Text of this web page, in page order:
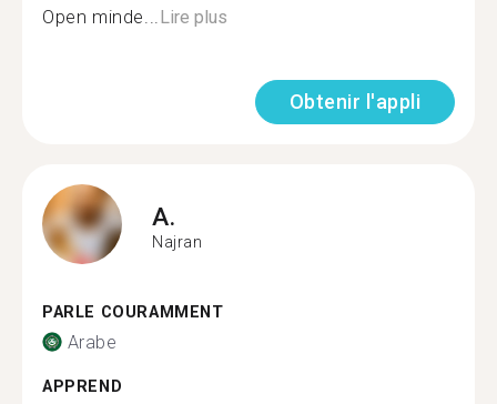
Open minde...Lire plus
Obtenir l'appli
A.
Najran
PARLE COURAMMENT
Arabe
APPREND